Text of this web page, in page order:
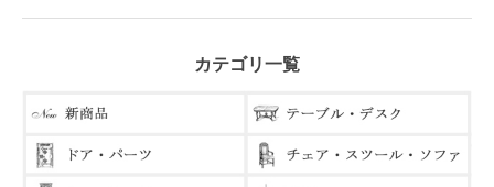
カテゴリ一覧